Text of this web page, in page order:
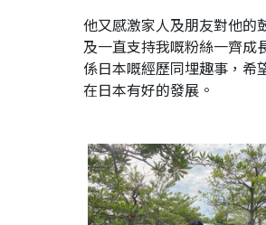
他又感激家人及朋友對他的
及一直支持我嘅粉絲一齊成
係日本嘅經歷同埋趣事，希
在日本有好的發展。